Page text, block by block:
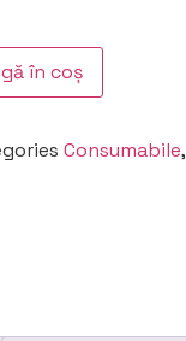
în coș
Consumabile,